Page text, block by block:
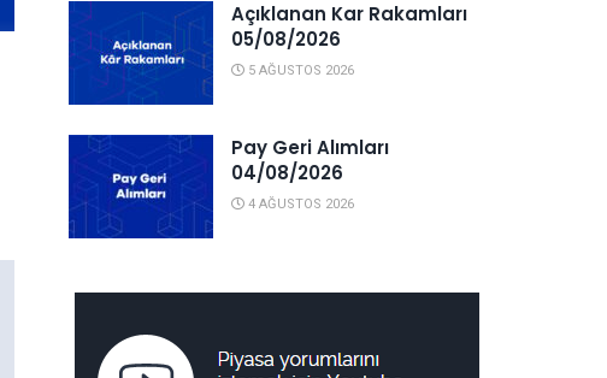
Açıklanan Kar Rakamları
05/08/2026
5 AĞUSTOS 2026
Pay Geri Alımları
04/08/2026
4 AĞUSTOS 2026